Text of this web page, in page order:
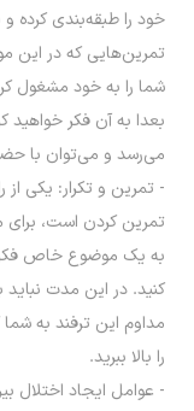
خود را طبقه‌‌بندی کرده
تمرین‌هایی که در این
شما را به خود مشغول
بعدا به آن فکر
می‌رسد و می‌توان با
- تمرین و تکرار: یکی
تمرین کردن است،
به یک موضوع خاص فکر
کنید. در این مدت
مداوم این ترفند به
را بالا ببرید.
- عوامل ایجاد اختلال